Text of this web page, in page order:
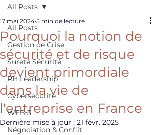
All Posts
Gestion de Crise
Sureté Sécurité
RH Leadership
Cybersecurite
WEB 3
Négociation & Conflit
All Posts
Pourquoi la notion de
sécurité et de risque
devient primordiale
dans la vie de
l'entreprise en France
17 mai 2024 5 min de lecture
Dernière mise à jour : 21 févr. 2025